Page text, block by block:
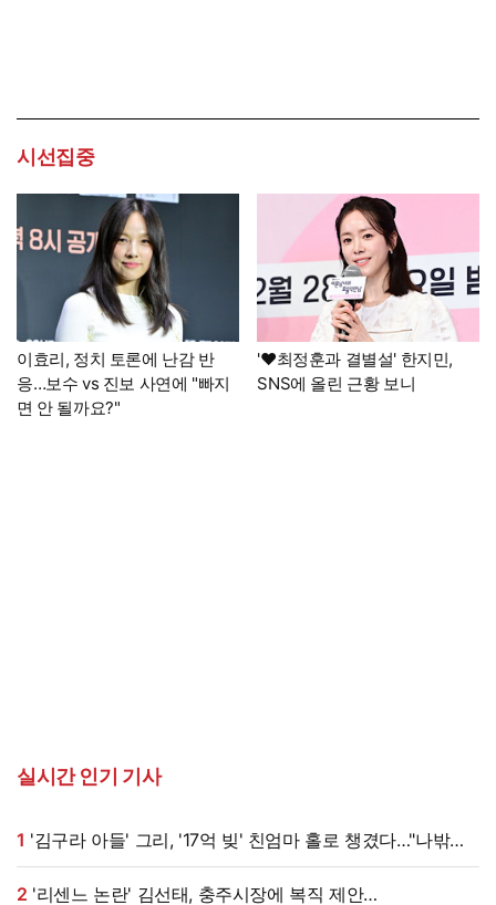
시선집중
이효리, 정치 토론에 난감 반
응…보수 vs 진보 사연에 "빠지
면 안 될까요?"
'♥최정훈과 결별설' 한지민,
SNS에 올린 근황 보니
실시간 인기 기사
1
없어, 연락 꾸준히 하는 중"
2